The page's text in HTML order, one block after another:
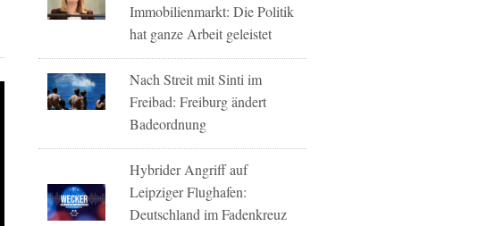
Immobilienmarkt: Die Politik
hat ganze Arbeit geleistet
Nach Streit mit Sinti im
Freibad: Freiburg ändert
Badeordnung
Hybrider Angriff auf
Leipziger Flughafen:
Deutschland im Fadenkreuz